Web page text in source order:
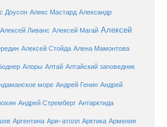
Доусон Алекс Мастард Александр
Алексей Ливанс Алексей Магай Алексей
Алексей Стойда Алена Мамонтова
Алоры Алтай Алтайский заповедник
море Андрей Генин Андрей
Андрей Стремберг Антарктида
Аргентина Ари-атолл Арктика Армения